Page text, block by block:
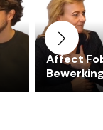
Affect